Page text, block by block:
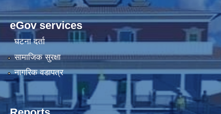
eGov services
घटना दर्ता
सामाजिक सुरक्षा
नागरिक वडापत्र